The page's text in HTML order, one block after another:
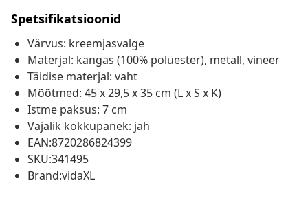
Spetsifikatsioonid
Värvus: kreemjasvalge
Materjal: kangas (100% polüester), metall, vineer
Täidise materjal: vaht
Mõõtmed: 45 x 29,5 x 35 cm (L x S x K)
Istme paksus: 7 cm
Vajalik kokkupanek: jah
EAN:8720286824399
SKU:341495
Brand:vidaXL